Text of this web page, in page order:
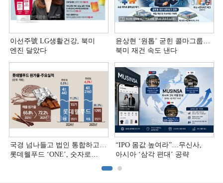
이선주號 LG생활건강, 북미
엔진 달았다
윤상현 ‘원톱ʼ 굳힌 콜마그룹…
북미 재건 속도 낸다
국경 넘나들고 법인 통합하고…
롯데웰푸드 ‘ONE’, 숫자로
“IPO 몸값 높여라”…무신사,
아시아 ‘삼각 편대’ 공략